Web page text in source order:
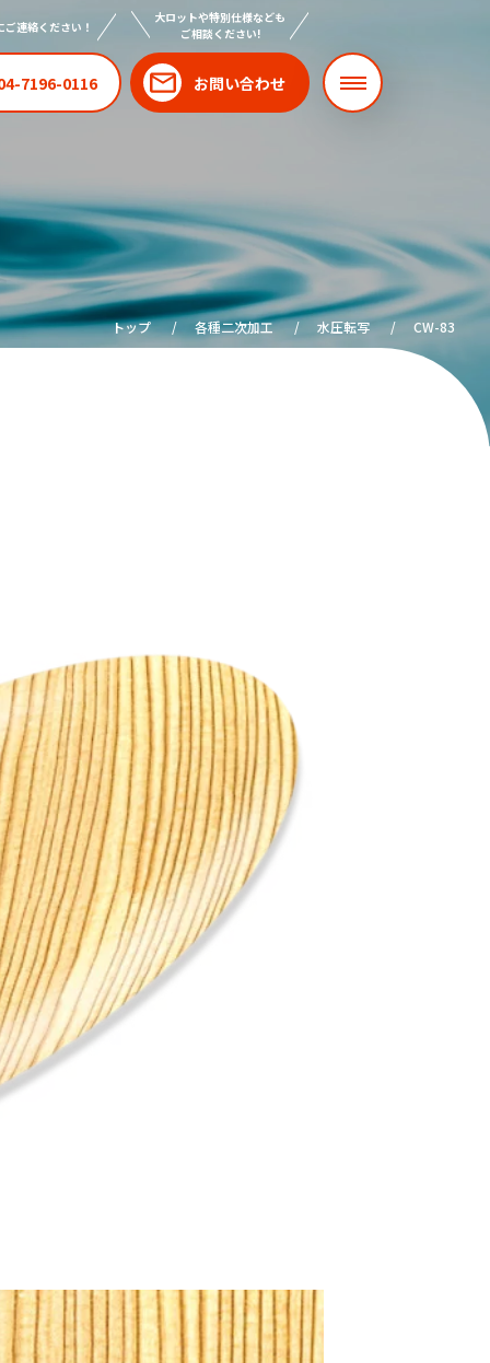
ご連絡ください！
7196-0116
大ロットや特別仕様なども
ご相談ください!
お問い合わせ
トップ 各種二次加工 水圧転写 CW-83